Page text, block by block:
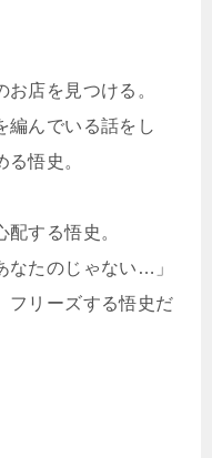
店を見つける。
編んでいる話をし
悟史。
配する悟史。
なたのじゃない…」
フリーズする悟史だ